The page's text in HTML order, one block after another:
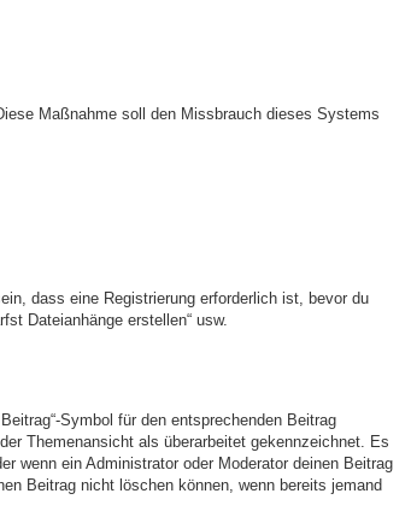
Maßnahme soll den Missbrauch dieses Systems
dass eine Registrierung erforderlich ist, bevor du
Dateianhänge erstellen“ usw.
Symbol für den entsprechenden Beitrag
Themenansicht als überarbeitet gekennzeichnet. Es
wenn ein Administrator oder Moderator deinen Beitrag
Beitrag nicht löschen können, wenn bereits jemand